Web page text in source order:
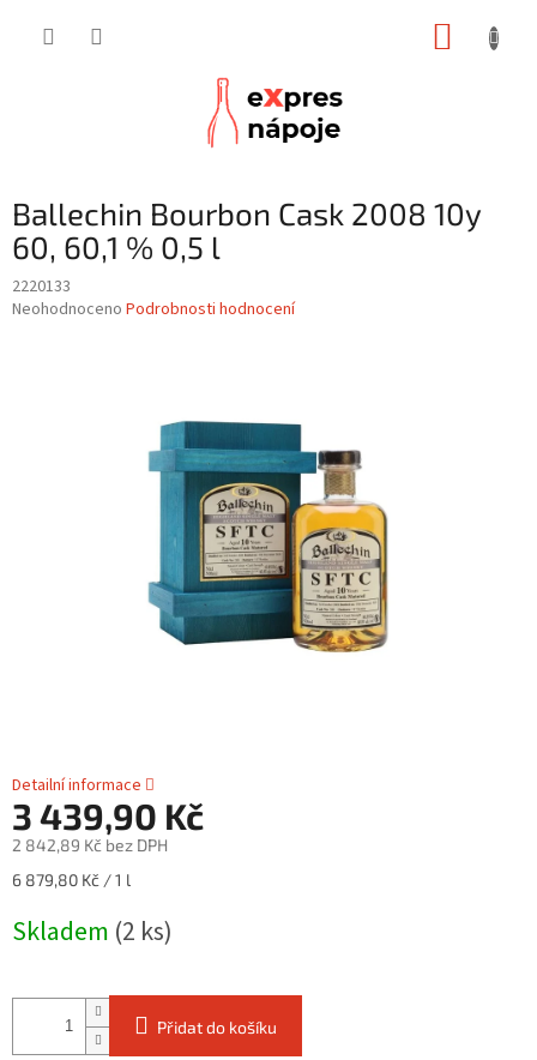
Ballechin Bourbon Cask 2008 10y
60, 60,1 % 0,5 l
2220133
Průměrné
Neohodnoceno Podrobnosti hodnocení
Detailní informace
3 439,90 Kč
2 842,89 Kč bez DPH
Měrná
6 879,80 Kč / 1 l
Skladem (2 ks)
Přidat do košíku